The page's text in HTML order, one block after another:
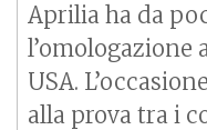
Aprilia ha da
l’omologazione
USA.
alla prova tra i